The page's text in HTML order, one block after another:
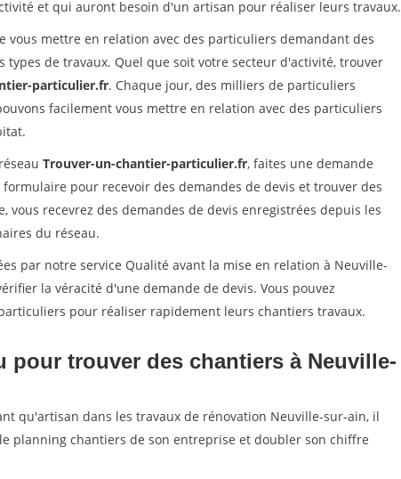
et qui auront besoin d'un artisan pour réaliser leurs travaux.
vous mettre en relation avec des particuliers demandant des
types de travaux. Quel que soit votre secteur d'activité, trouver
particulier.fr. Chaque jour, des milliers de particuliers
facilement vous mettre en relation avec des particuliers
Trouver-un-chantier-particulier.fr, faites une demande
pour recevoir des demandes de devis et trouver des
vous recevrez des demandes de devis enregistrées depuis les
du réseau.
par notre service Qualité avant la mise en relation à Neuville-
la véracité d'une demande de devis. Vous pouvez
pour réaliser rapidement leurs chantiers travaux.
pour trouver des chantiers à Neuville-
qu'artisan dans les travaux de rénovation Neuville-sur-ain, il
planning chantiers de son entreprise et doubler son chiffre